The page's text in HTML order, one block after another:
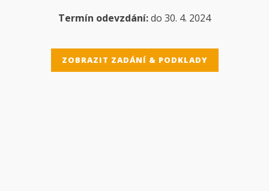
Termín odevzdání:do 30. 4. 2024
ZOBRAZIT ZADÁNÍ & PODKLADY